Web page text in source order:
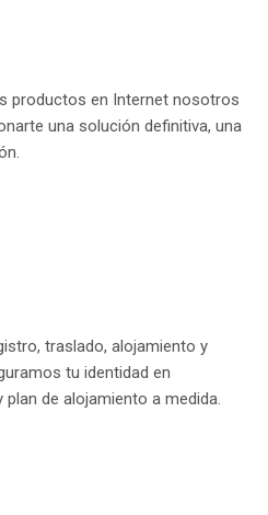
productos en Internet nosotros
una solución definitiva, una
traslado, alojamiento y
tu identidad en
de alojamiento a medida.